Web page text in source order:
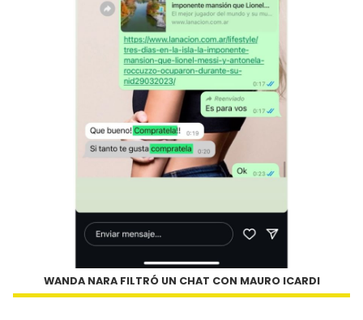
WANDA NARA FILTRÓ UN CHAT CON MAURO ICARDI